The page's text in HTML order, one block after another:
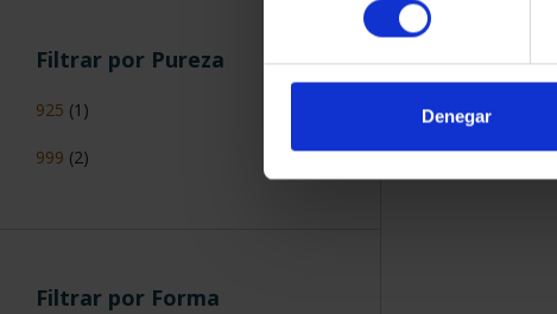
Denegar
Filtrar por Pureza
925 (1)
999 (2)
Filtrar por Forma